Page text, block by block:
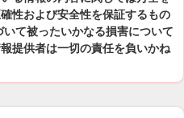
性および安全性を保証するもの
て被ったいかなる損害について
提供者は一切の責任を負いかね